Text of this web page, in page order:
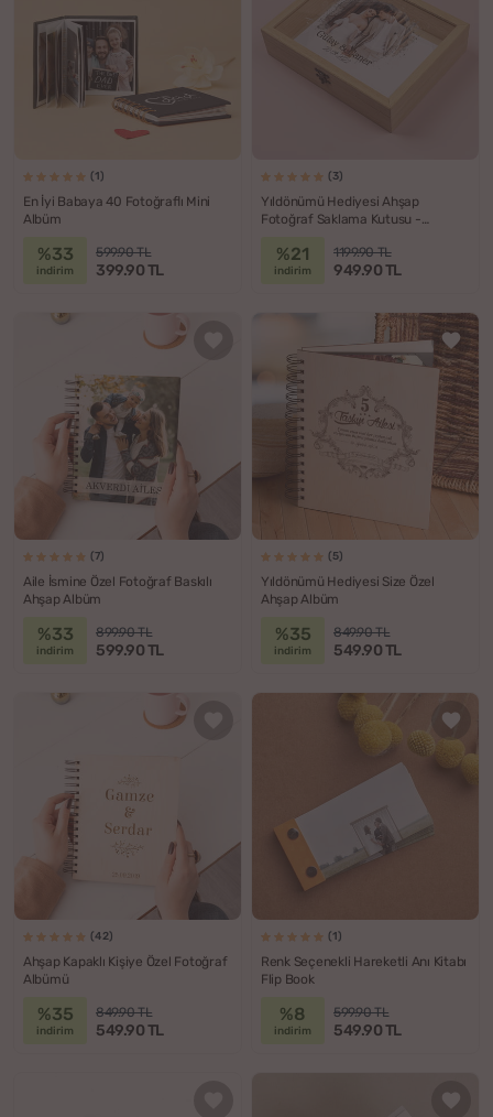
(1)
En İyi Babaya 40 Fotoğraflı Mini
Albüm
%33
indirim
599.90 TL
399.90 TL
(3)
Yıldönümü Hediyesi Ahşap
Fotoğraf Saklama Kutusu -
%21
indirim
1199.90 TL
949.90 TL
(7)
Aile İsmine Özel Fotoğraf Baskılı
Ahşap Albüm
%33
indirim
899.90 TL
599.90 TL
(5)
Yıldönümü Hediyesi Size Özel
Ahşap Albüm
%35
indirim
849.90 TL
549.90 TL
(42)
Ahşap Kapaklı Kişiye Özel Fotoğraf
Albümü
%35
indirim
849.90 TL
549.90 TL
(1)
Renk Seçenekli Hareketli Anı Kitabı
Flip Book
%8
indirim
599.90 TL
549.90 TL